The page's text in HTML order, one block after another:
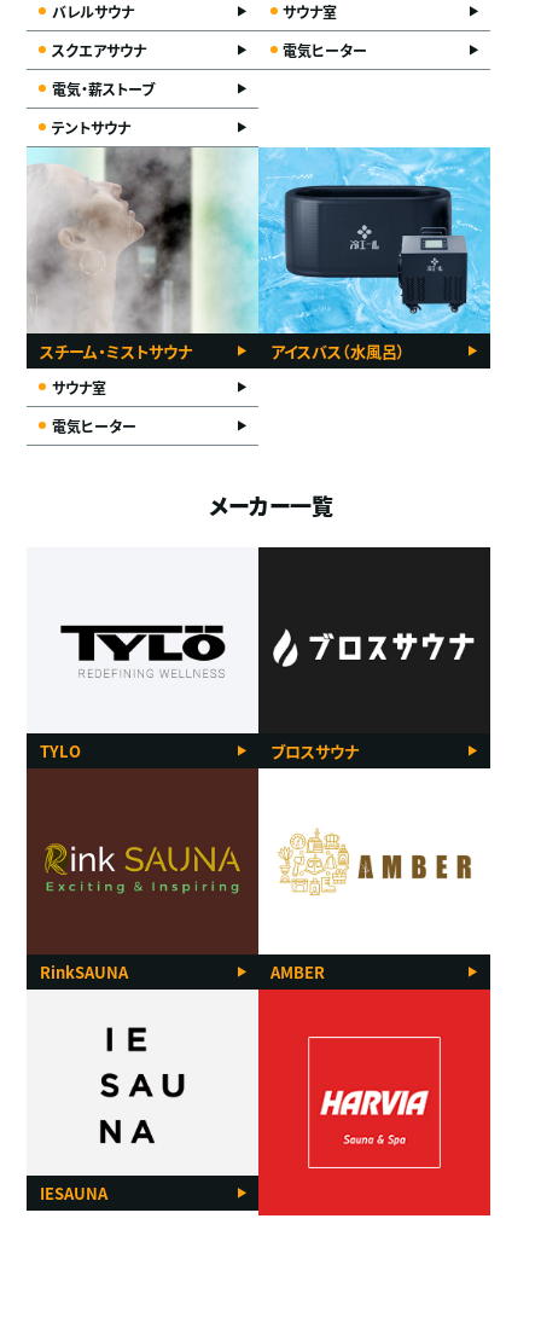
バレルサウナ
スクエアサウナ
電気・薪ストーブ
テントサウナ
サウナ室
電気ヒーター
スチーム・ミストサウナ
サウナ室
電気ヒーター
アイスバス（水風呂）
メーカー一覧
TYLO ブロスサウナ
RinkSAUNA AMBER
IESAUNA